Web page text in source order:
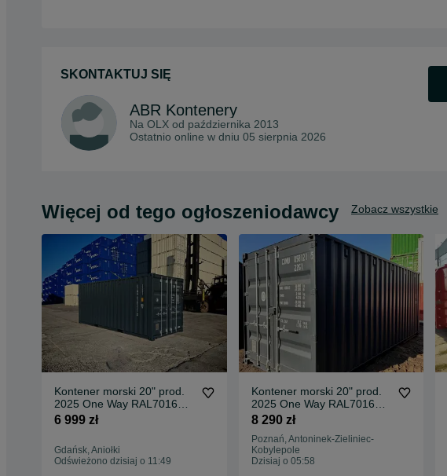
SKONTAKTUJ SIĘ
ABR Kontenery
Na OLX od października 2013
Ostatnio online w dniu 05 sierpnia 2026
Więcej od tego ogłoszeniodawcy Zobacz wszystkie
Kontener morski 20" prod.
2025 One Way RAL7016
MEGA PROMOCJA !!!
6 999 zł
Gdańsk, Aniołki
Odświeżono dzisiaj o 11:49
Kontener morski 20" prod.
2025 One Way RAL7016
Lekko uszkodzony Poznań
8 290 zł
Poznań, Antoninek-Zieliniec-
Kobylepole
Dzisiaj o 05:58